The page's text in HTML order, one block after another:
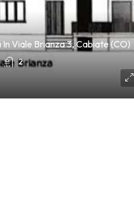
In Viale Brianza 3, Cabiate (CO)
2